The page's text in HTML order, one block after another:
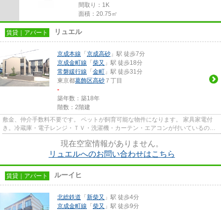
間取り：1K
面積：20.75㎡
賃貸｜アパート リュエル
京成本線 「 京成高砂 」駅 徒歩7分
京成金町線 「 柴又 」駅 徒歩18分
常磐緩行線 「 金町 」駅 徒歩31分
東京都葛飾区高砂 ７丁目
-
築年数：築18年
階数：2階建
敷金、仲介手数料不要です。 ペットが飼育可能な物件になります。 家具家電付
き。冷蔵庫・電子レンジ・ＴＶ・洗濯機・カーテン・エアコンが付いているの
現在空室情報がありません。
リュエルへのお問い合わせはこちら
賃貸｜アパート ルーイヒ
北総鉄道 「 新柴又 」駅 徒歩4分
京成金町線 「 柴又 」駅 徒歩9分